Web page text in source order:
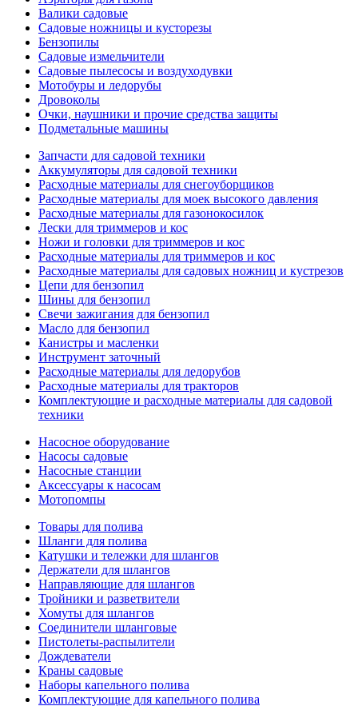
Валики садовые
Садовые ножницы и кусторезы
Бензопилы
Садовые измельчители
Садовые пылесосы и воздуходувки
Мотобуры и ледорубы
Дровоколы
Очки, наушники и прочие средства защиты
Подметальные машины
Запчасти для садовой техники
Аккумуляторы для садовой техники
Расходные материалы для снегоуборщиков
Расходные материалы для моек высокого давления
Расходные материалы для газонокосилок
Лески для триммеров и кос
Ножи и головки для триммеров и кос
Расходные материалы для триммеров и кос
Расходные материалы для садовых ножниц и кустрезов
Цепи для бензопил
Шины для бензопил
Свечи зажигания для бензопил
Масло для бензопил
Канистры и масленки
Инструмент заточный
Расходные материалы для ледорубов
Расходные материалы для тракторов
Комплектующие и расходные материалы для садовой
техники
Насосное оборудование
Насосы садовые
Насосные станции
Аксессуары к насосам
Мотопомпы
Товары для полива
Шланги для полива
Катушки и тележки для шлангов
Держатели для шлангов
Направляющие для шлангов
Тройники и разветвители
Хомуты для шлангов
Соединители шланговые
Пистолеты-распылители
Дождеватели
Краны садовые
Наборы капельного полива
Комплектующие для капельного полива